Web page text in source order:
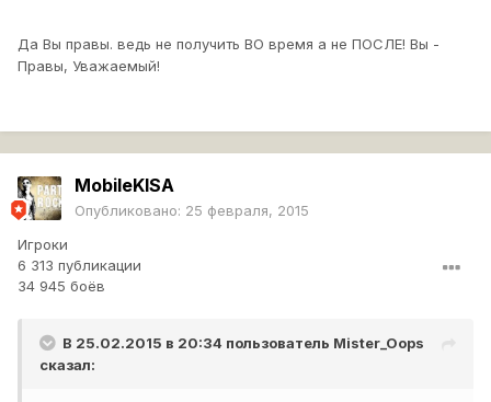
Да Вы правы. ведь не получить ВО время а не ПОСЛЕ! Вы -
Правы, Уважаемый!
MobileKlSA
Опубликовано: 25 февраля, 2015
Игроки
6 313 публикации
34 945 боёв
В 25.02.2015 в 20:34 пользователь Mister_Oops
сказал: